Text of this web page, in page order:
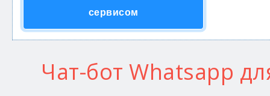
сервисом
Чат-бот Whatsapp